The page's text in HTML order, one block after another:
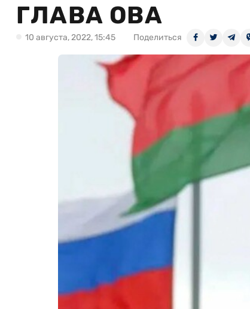
ГЛАВА ОВА
10 августа, 2022, 15:45 Поделиться